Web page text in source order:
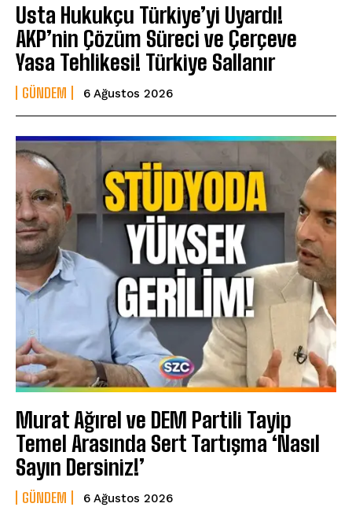
Usta Hukukçu Türkiye’yi Uyardı!
AKP’nin Çözüm Süreci ve Çerçeve
Yasa Tehlikesi! Türkiye Sallanır
GÜNDEM 6 Ağustos 2026
Murat Ağırel ve DEM Partili Tayip
Temel Arasında Sert Tartışma ‘Nasıl
Sayın Dersiniz!’
GÜNDEM 6 Ağustos 2026